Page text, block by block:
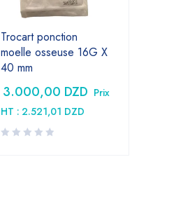
Trocart ponction
moelle osseuse 16G X
40 mm
3.000,00 DZD Prix
HT : 2.521,01 DZD